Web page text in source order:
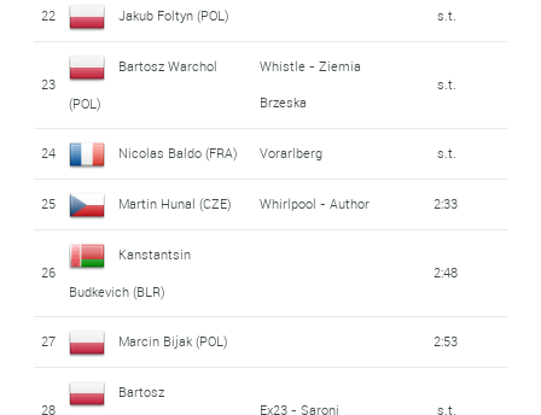
22 Jakub Foltyn (POL) s.t.
23
Bartosz Warchol
(POL)
Whistle - Ziemia
Brzeska
s.t.
24 Nicolas Baldo (FRA) Vorarlberg s.t.
25 Martin Hunal (CZE) Whirlpool - Author 2:33
26
Kanstantsin
Budkevich (BLR)
2:48
27 Marcin Bijak (POL) 2:53
28
Bartosz
Ex23 - Saroni
s.t.